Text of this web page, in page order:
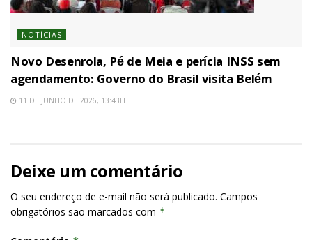
NOTÍCIAS
Novo Desenrola, Pé de Meia e perícia INSS sem
agendamento: Governo do Brasil visita Belém
11 DE JUNHO DE 2026, 13:43H
Deixe um comentário
O seu endereço de e-mail não será publicado. Campos
obrigatórios são marcados com *